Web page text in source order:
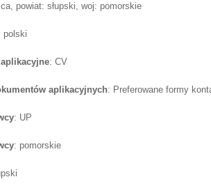
powiat: słupski, woj: pomorskie
polski
: CV
aplikacyjnych: Preferowane formy
: UP
: pomorskie